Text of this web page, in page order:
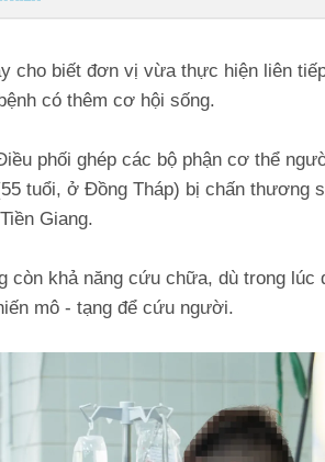
cho biết đơn vị vừa thực hiện liên
có thêm cơ hội sống.
phối ghép các bộ phận cơ thể
tuổi, ở Đồng Tháp) bị chấn thương
Giang.
còn khả năng cứu chữa, dù trong lúc
mô - tạng để cứu người.